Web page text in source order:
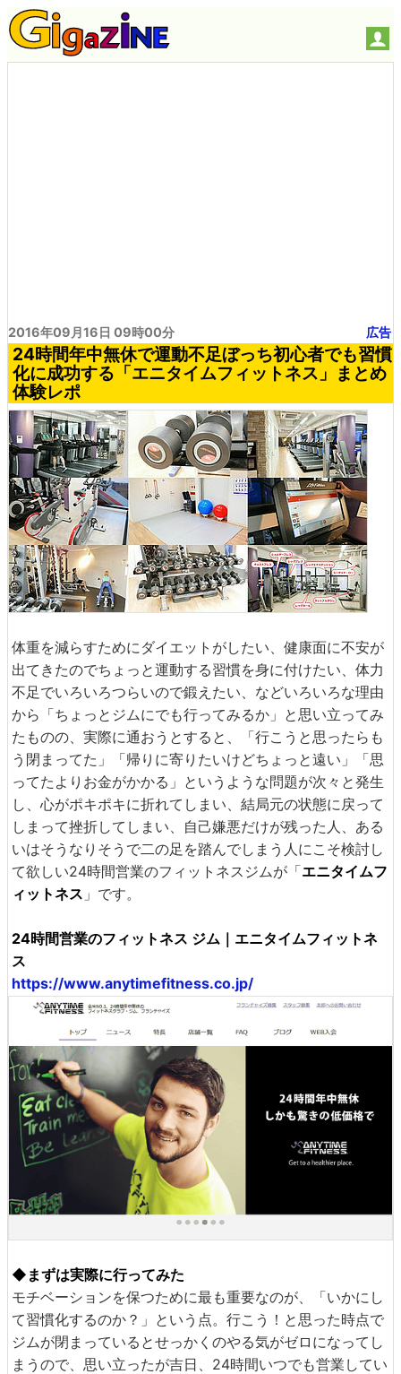
2016年09月16日 09時00分 広告
24時間年中無休で運動不足ぼっち初心者でも習慣
化に成功する「エニタイムフィットネス」まとめ
体験レポ
体重を減らすためにダイエットがしたい、健康面に不安が
出てきたのでちょっと運動する習慣を身に付けたい、体力
不足でいろいろつらいので鍛えたい、などいろいろな理由
から「ちょっとジムにでも行ってみるか」と思い立ってみ
たものの、実際に通おうとすると、「行こうと思ったらも
う閉まってた」「帰りに寄りたいけどちょっと遠い」「思
ってたよりお金がかかる」というような問題が次々と発生
し、心がポキポキに折れてしまい、結局元の状態に戻って
しまって挫折してしまい、自己嫌悪だけが残った人、ある
いはそうなりそうで二の足を踏んでしまう人にこそ検討し
て欲しい24時間営業のフィットネスジムが「エニタイムフ
ィットネス 」です。
24時間営業のフィットネス ジム｜エニタイムフィットネ
ス
https://www.anytimefitness.co.jp/
◆まずは実際に行ってみた
モチベーションを保つために最も重要なのが、「いかにし
て習慣化するのか？」という点。行こう！と思った時点で
ジムが閉まっているとせっかくのやる気がゼロになってし
まうので、思い立ったが吉日、24時間いつでも営業してい